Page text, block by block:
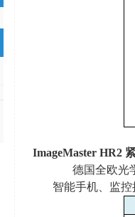
ImageMaster HR2
德国全欧光
智能手机、监